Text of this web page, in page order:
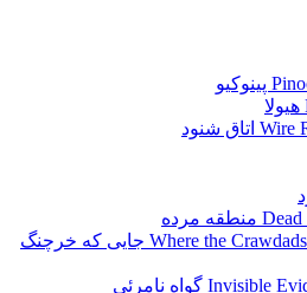
دانلود فیلم Where the Crawdads Sing 2022 جایی که خرچنگ